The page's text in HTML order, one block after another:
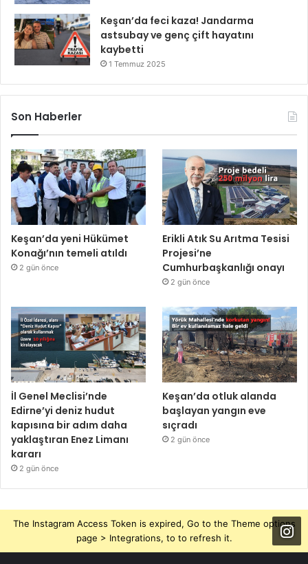
Keşan’da feci kaza! Jandarma
astsubay ve genç çift hayatını
kaybetti
1 Temmuz 2025
Son Haberler
Keşan’da yeni Hükümet
Konağı’nın temeli atıldı
2 gün önce
Erikli Atık Su Arıtma Tesisi
Projesi’ne
Cumhurbaşkanlığı onayı
2 gün önce
İl Genel Meclisi’nde
Edirne’yi deniz hudut
kapısına bir adım daha
yaklaştıran Enez Limanı
kararı
2 gün önce
Keşan’da otluk alanda
başlayan yangın eve
sıçradı
2 gün önce
The Instagram Access Token is expired, Go to the Theme options
page > Integrations, to to refresh it.